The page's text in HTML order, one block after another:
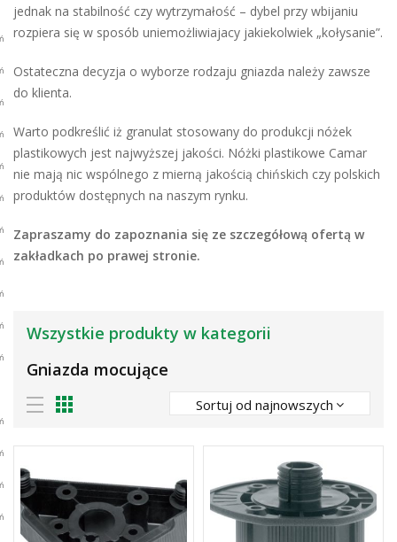
jednak na stabilność czy wytrzymałość – dybel przy wbijaniu
rozpiera się w sposób uniemożliwiajacy jakiekolwiek „kołysanie”.
Ostateczna decyzja o wyborze rodzaju gniazda należy zawsze
do klienta.
Warto podkreślić iż granulat stosowany do produkcji nóżek
plastikowych jest najwyższej jakości. Nóżki plastikowe Camar
nie mają nic wspólnego z mierną jakością chińskich czy polskich
produktów dostępnych na naszym rynku.
Zapraszamy do zapoznania się ze szczegółową ofertą w
zakładkach po prawej stronie.
Wszystkie produkty w kategorii
Gniazda mocujące
Sortuj od najnowszych